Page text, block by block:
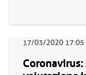
17/03/2020